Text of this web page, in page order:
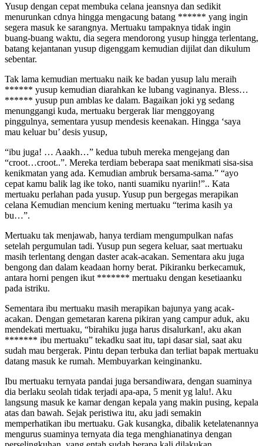
Yusup dengan cepat membuka celana jeansnya dan sedikit
menurunkan cdnya hingga mengacung batang ****** yang ingin
segera masuk ke sarangnya. Mertuaku tampaknya tidak ingin
buang-buang waktu, dia segera mendorong yusup hingga terlentang,
batang kejantanan yusup digenggam kemudian dijilat dan dikulum
sebentar.
Tak lama kemudian mertuaku naik ke badan yusup lalu meraih
****** yusup kemudian diarahkan ke lubang vaginanya. Bless…
****** yusup pun amblas ke dalam. Bagaikan joki yg sedang
menunggangi kuda, mertuaku bergerak liar menggoyang
pinggulnya, sementara yusup mendesis keenakan. Hingga ‘saya
mau keluar bu’ desis yusup,
“ibu juga! … Aaakh…” kedua tubuh mereka mengejang dan
“croot…croot..”. Mereka terdiam beberapa saat menikmati sisa-sisa
kenikmatan yang ada. Kemudian ambruk bersama-sama.” “ayo
cepat kamu balik lag ike toko, nanti suamiku nyariin!”.. Kata
mertuaku perlahan pada yusup. Yusup pun bergegas merapikan
celana Kemudian mencium kening mertuaku “terima kasih ya
bu…”.
Mertuaku tak menjawab, hanya terdiam mengumpulkan nafas
setelah pergumulan tadi. Yusup pun segera keluar, saat mertuaku
masih terlentang dengan daster acak-acakan. Sementara aku juga
bengong dan dalam keadaan horny berat. Pikiranku berkecamuk,
antara horni pengen ikut ******* mertuaku dengan kesetiaanku
pada istriku.
Sementara ibu mertuaku masih merapikan bajunya yang acak-
acakan. Dengan gemetaran karena pikiran yang campur aduk, aku
mendekati mertuaku, “birahiku juga harus disalurkan!, aku akan
******* ibu mertuaku” tekadku saat itu, tapi dasar sial, saat aku
sudah mau bergerak. Pintu depan terbuka dan terliat bapak mertuaku
datang masuk ke rumah. Membuyarkan keinginanku.
Ibu mertuaku ternyata pandai juga bersandiwara, dengan suaminya
dia berlaku seolah tidak terjadi apa-apa, 5 menit yg lalu!. Aku
langsung masuk ke kamar dengan kepala yang makin pusing, kepala
atas dan bawah. Sejak peristiwa itu, aku jadi semakin
memperhatikan ibu mertuaku. Gak kusangka, dibalik ketelatenannya
mengurus suaminya ternyata dia tega menghianatinya dengan